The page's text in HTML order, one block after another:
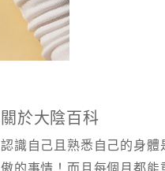
關於大陰百科
認識自己且熟悉自己的身體